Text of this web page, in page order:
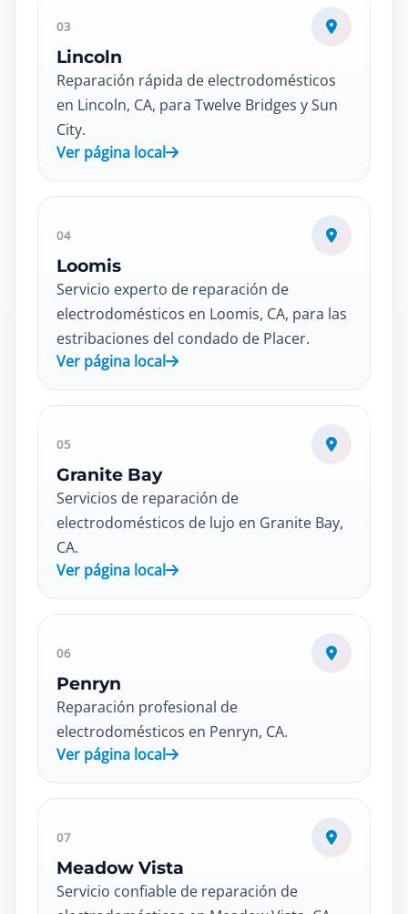
03
Lincoln
Reparación rápida de electrodomésticos
en Lincoln, CA, para Twelve Bridges y Sun
City.
Ver página local
04
Loomis
Servicio experto de reparación de
electrodomésticos en Loomis, CA, para las
estribaciones del condado de Placer.
Ver página local
05
Granite Bay
Servicios de reparación de
electrodomésticos de lujo en Granite Bay,
CA.
Ver página local
06
Penryn
Reparación profesional de
electrodomésticos en Penryn, CA.
Ver página local
07
Meadow Vista
Servicio confiable de reparación de